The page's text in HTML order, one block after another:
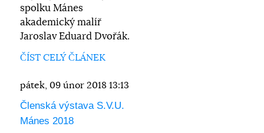
spolku Mánes
akademický malíř
Jaroslav Eduard Dvořák.
ČÍST CELÝ ČLÁNEK
pátek, 09 únor 2018 13:13
Členská výstava S.V.U.
Mánes 2018